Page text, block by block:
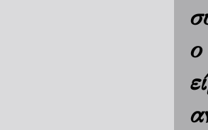
ο